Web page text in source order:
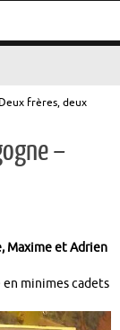
frères, deux
–
Maxime et Adrien
minimes cadets